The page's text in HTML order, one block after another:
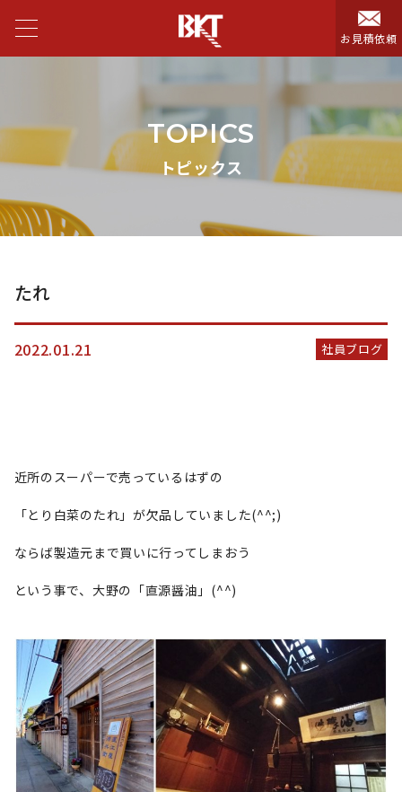
お見積依頼
TOPICS
トピックス
たれ
2022.01.21 社員ブログ
近所のスーパーで売っているはずの
「とり白菜のたれ」が欠品していました(^^;)
ならば製造元まで買いに行ってしまおう
という事で、大野の「直源醤油」(^^)